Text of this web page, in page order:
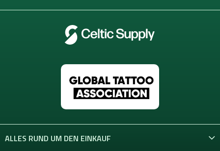
ALLES RUND UM DEN EINKAUF